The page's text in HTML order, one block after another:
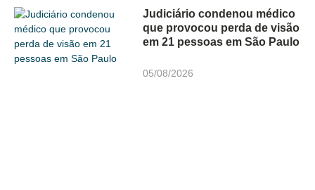
Judiciário condenou médico
que provocou perda de visão
em 21 pessoas em São Paulo
05/08/2026